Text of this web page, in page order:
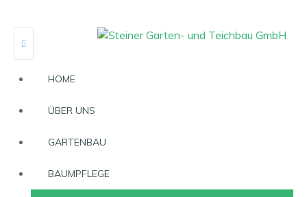
HOME
ÜBER UNS
GARTENBAU
BAUMPFLEGE